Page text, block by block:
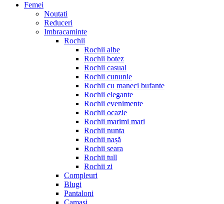
Femei
Noutati
Reduceri
Imbracaminte
Rochii
Rochii albe
Rochii botez
Rochii casual
Rochii cununie
Rochii cu maneci bufante
Rochii elegante
Rochii evenimente
Rochii ocazie
Rochii marimi mari
Rochii nunta
Rochii nașă
Rochii seara
Rochii tull
Rochii zi
Compleuri
Blugi
Pantaloni
Camasi